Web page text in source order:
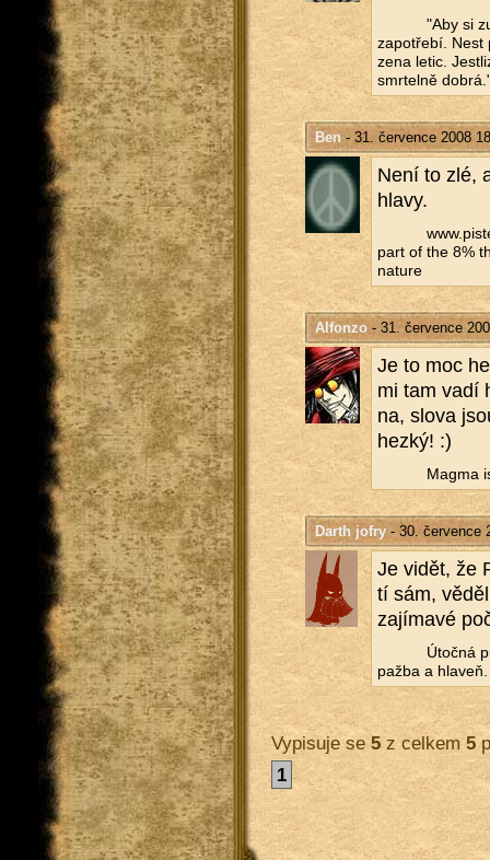
"Aby si
za­po­tře­bí. Nest
ze­na letic.
smr­tel­ně
Ben- 31. července 2008
Není to zlé,
hlavy.
part of the 8%
na­tu­re
Alfonzo- 31. července
Je to moc
mi tam vadí
na, slova
hezký! :)
Magma
Darth jofry- 30. července
Je vidět, že
tí sám,
za­jí­ma­vé
Útoč­ná
pažba a
Vypisuje se 5z celkem5
1